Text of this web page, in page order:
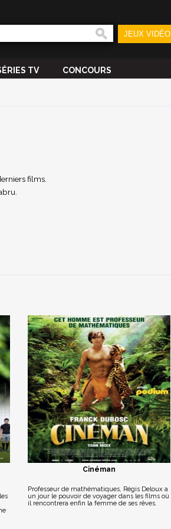
JEUX VIDÉO
TV CONCOURS
films.
Cinéman
Professeur de mathématiques, Régis Deloux a
un jour le pouvoir de voyager dans les films où
il rencontrera enfin la femme de ses rêves.